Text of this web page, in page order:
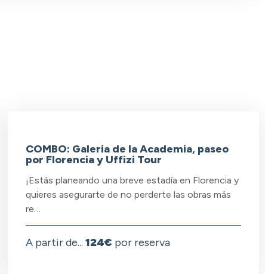
COMBO: Galeria de la Academia, paseo
por Florencia y Uffizi Tour
¡Estás planeando una breve estadía en Florencia y
quieres asegurarte de no perderte las obras más
re…
A partir de... 124€ por reserva